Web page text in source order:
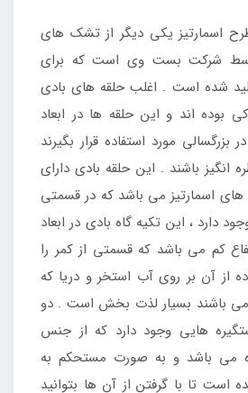
اسمارتیز یکی دیگر از تشک های
شرکت بست وی است که برای
شده است . اغلب حلقه های بادی
بوده اند و این حلقه ها در ابعاد
مورد استفاده قرار بگیرند
انگیز باشند . این حلقه بادی دارای
اسمارتیز می باشد که در قسمتی
دارد ، این تکیه گاه بادی در ابعاد
کم می باشد که قسمتی از کمر را
از آن بر روی آب استخر و دریا که
باشند بسیار لذت بخش است . دو
هایی وجود دارد که از جنس
می باشد و به صورت مستحکم به
تا با گرفتن از آن ها بتوانید